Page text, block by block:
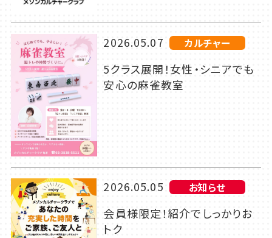
2026.05.07 カルチャー
5クラス展開！女性・シニアでも
安心の麻雀教室
2026.05.05 お知らせ
会員様限定！紹介でしっかりお
トク